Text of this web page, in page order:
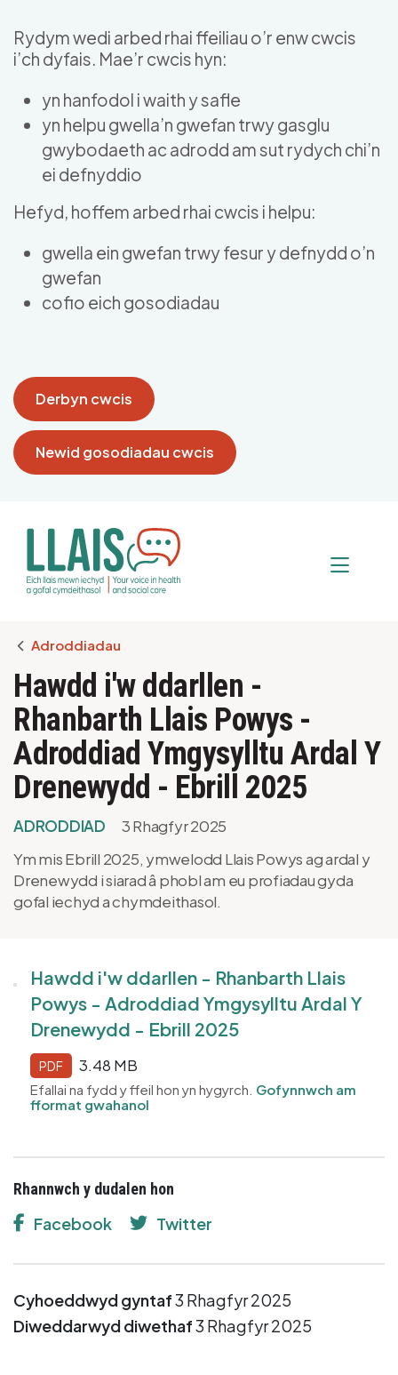
Rydym wedi arbed rhai ffeiliau o’r enw cwcis
i’ch dyfais. Mae’r cwcis hyn:
yn hanfodol i waith y safle
yn helpu gwella’n gwefan trwy gasglu
gwybodaeth ac adrodd am sut rydych chi’n
ei defnyddio
Hefyd, hoffem arbed rhai cwcis i helpu:
gwella ein gwefan trwy fesur y defnydd o’n
gwefan
cofio eich gosodiadau
Derbyn cwcis
Newid gosodiadau cwcis
Breadcrumb
Adroddiadau
Hawdd i'w ddarllen -
Rhanbarth Llais Powys -
Adroddiad Ymgysylltu Ardal Y
Drenewydd - Ebrill 2025
ADRODDIAD
3 Rhagfyr 2025
Ym mis Ebrill 2025, ymwelodd Llais Powys ag ardal y
Drenewydd i siarad â phobl am eu profiadau gyda
gofal iechyd a chymdeithasol.
Hawdd i'w ddarllen - Rhanbarth Llais
Powys - Adroddiad Ymgysylltu Ardal Y
Drenewydd - Ebrill 2025
PDF 3.48 MB
Efallai na fydd y ffeil hon yn hygyrch. Gofynnwch am
fformat gwahanol
Rhannwch y dudalen hon
Facebook Twitter
Cyhoeddwyd gyntaf3 Rhagfyr 2025
Diweddarwyd diwethaf3 Rhagfyr 2025